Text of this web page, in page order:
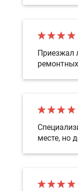
Приезжал
месте, но